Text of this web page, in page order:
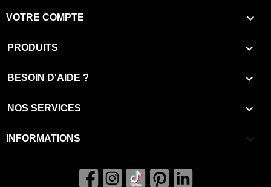
VOTRE COMPTE 
PRODUITS 
BESOIN D'AIDE ? 
NOS SERVICES 
INFORMATIONS keyboard_arrow_down